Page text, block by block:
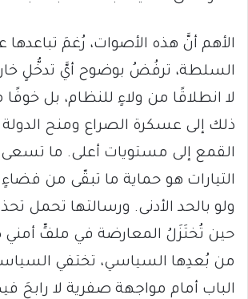
الأهم أنَّ هذه الأصوات، رُغمَ
السلطة، ترفُضُ بوضوح أيَّ تدخُّلٍ
لا انطلاقًا من ولاءٍ للنظام، بل
ذلك إلى عسكرة الصراع ومنح
القمع إلى مستويات أعلى. ما تسعى
التيارات هو حماية ما تبقّى من
ولو بالحد الأدنى. ورسالتها تحمل
حين تُختَزَلُ المعارضة في ملفٍّ أمني
من بُعدِها السياسي، تختفي
الباب أمام مواجهة صفرية لا رابحَ